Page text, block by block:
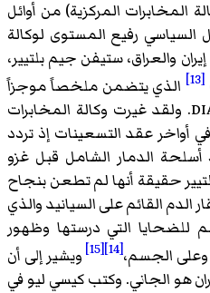
المركزية) من أوائل
رفيع المستوى لوكالة
والعراق، ستيفن جيم بلتيير،
[13]
الذي يتضمن ملخصاً موجزاً
للنقاط الرئيسية في دراسة ال DIA. ولقد غيرت وكالة المخابرات
أواخر عقد التسعينات إذ تردد
الدمار الشامل قبل غزو
أدعت بلتيير حقيقة أنها لم تطعن بنجاح
الدم القائم على السيانيد والذي
للضحايا التي درستها وظهور
وعلى الجسم،[14]
[15]
ويشير إلى أن
هو الجاني. وكتب كيسي ليو في